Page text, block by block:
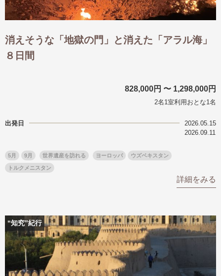
消えそうな「地獄の門」と消えた「アラル海」
８日間
828,000円 〜 1,298,000円
2名1室利用おとな1名
出発日
2026.05.15
2026.09.11
5月 9月 世界遺産を訪れる ヨーロッパ ウズベキスタン
トルクメニスタン
詳細をみる
“知究”紀行